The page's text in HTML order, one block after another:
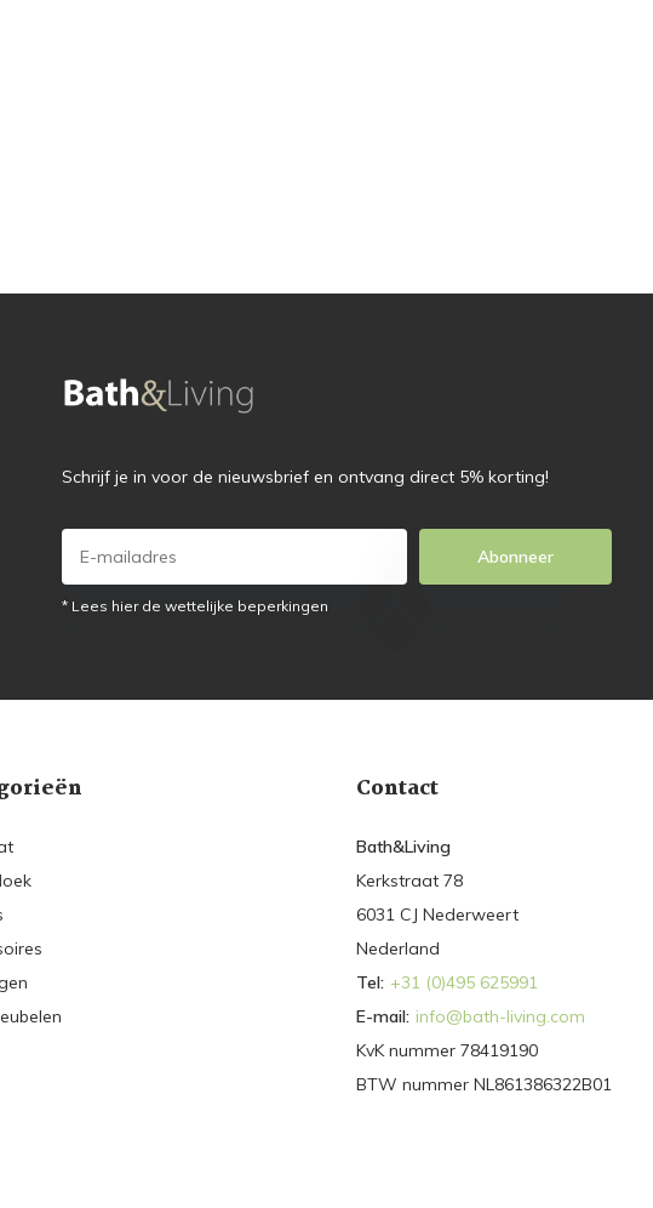
Schrijf je in voor de nieuwsbrief en ontvang direct 5% korting!
Abonneer
* Lees hier de wettelijke beperkingen
Contact
Bath&Living
Kerkstraat 78
6031 CJ Nederweert
Nederland
Tel: +31 (0)495 625991
E-mail: info@bath-living.com
KvK nummer 78419190
BTW nummer NL861386322B01